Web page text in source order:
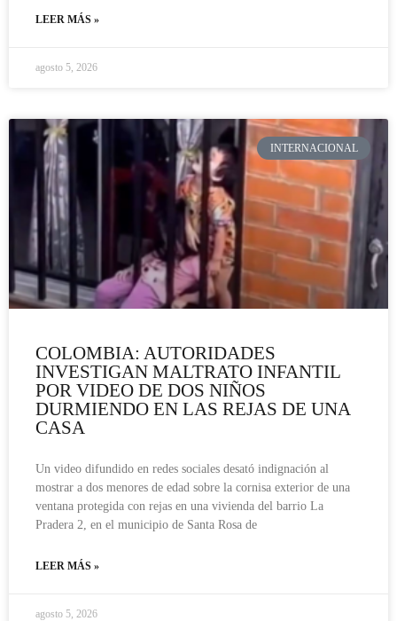
LEER MÁS »
agosto 5, 2026
INTERNACIONAL
COLOMBIA: AUTORIDADES
INVESTIGAN MALTRATO INFANTIL
POR VIDEO DE DOS NIÑOS
DURMIENDO EN LAS REJAS DE UNA
CASA
Un video difundido en redes sociales desató indignación al
mostrar a dos menores de edad sobre la cornisa exterior de una
ventana protegida con rejas en una vivienda del barrio La
Pradera 2, en el municipio de Santa Rosa de
LEER MÁS »
agosto 5, 2026